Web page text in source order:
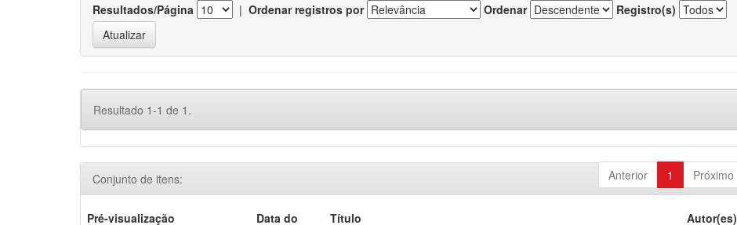
Resultados/Página | Ordenar registros por Ordenar Registro(s)
Resultado 1-1 de 1.
Anterior 1 Próximo
Conjunto de itens:
Pré-visualização Data do Título Autor(es)